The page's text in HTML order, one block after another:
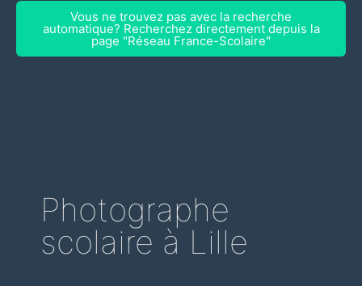
Vous ne trouvez pas avec la recherche
automatique? Recherchez directement depuis la
page "Réseau France-Scolaire"
Photographe
scolaire à Lille